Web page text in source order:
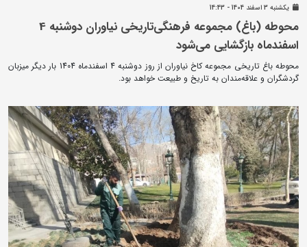
يکشنبه 3 اسفند 1404 - 14:43
محوطه (باغ) مجموعه فرهنگی‌تاریخی نیاوران دوشنبه 4
اسفندماه بازگشایی می‌شود
محوطه باغ تاریخی مجموعه کاخ نیاوران از روز دوشنبه 4 اسفندماه 1404 بار دیگر میزبان
گردشگران و علاقه‌مندان به تاریخ و طبیعت خواهد بود.